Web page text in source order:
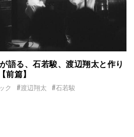
語る、石若駿、渡辺翔太と作り
前篇】
ク #渡辺翔太 #石若駿